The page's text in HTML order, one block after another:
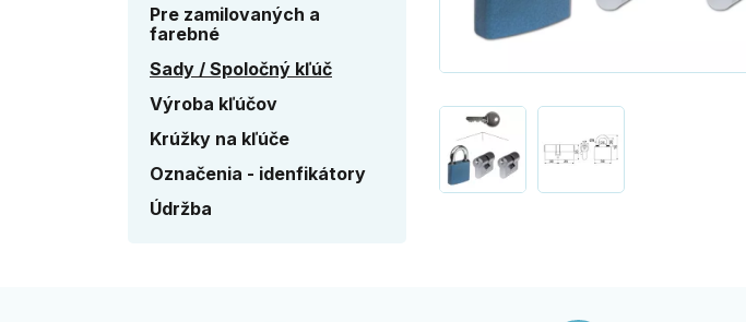
Pre zamilovaných a
farebné
Sady / Spoločný kľúč
Výroba kľúčov
Krúžky na kľúče
Označenia - idenfikátory
Údržba